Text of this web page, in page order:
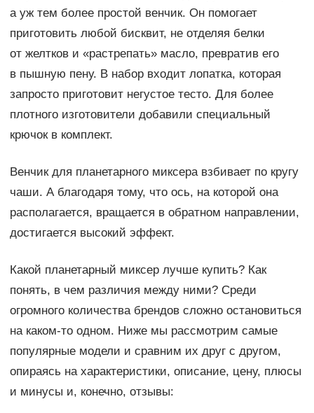
а уж тем более простой венчик. Он помогает
приготовить любой бисквит, не отделяя белки
от желтков и «растрепать» масло, превратив его
в пышную пену. В набор входит лопатка, которая
запросто приготовит негустое тесто. Для более
плотного изготовители добавили специальный
крючок в комплект.
Венчик для планетарного миксера взбивает по кругу
чаши. А благодаря тому, что ось, на которой она
располагается, вращается в обратном направлении,
достигается высокий эффект.
Какой планетарный миксер лучше купить? Как
понять, в чем различия между ними? Среди
огромного количества брендов сложно остановиться
на каком-то одном. Ниже мы рассмотрим самые
популярные модели и сравним их друг с другом,
опираясь на характеристики, описание, цену, плюсы
и минусы и, конечно, отзывы: